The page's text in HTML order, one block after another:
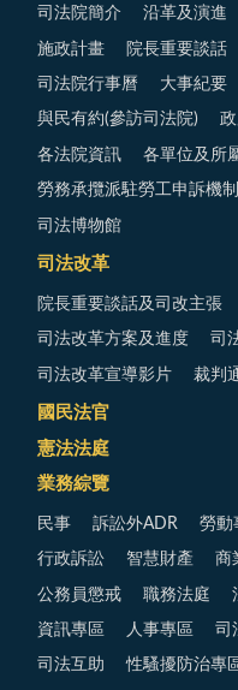
司法院簡介 沿革及演進
施政計畫 院長重要談話
司法院行事曆 大事紀要
與民有約(參訪司法院)
各法院資訊 各單位及所
勞務承攬派駐勞工申訴機
司法博物館
司法改革
院長重要談話及司改主張
司法改革方案及進度 司
司法改革宣導影片 裁判
國民法官
憲法法庭
業務綜覽
民事 訴訟外ADR 勞動
行政訴訟 智慧財產 商
公務員懲戒 職務法庭
資訊專區 人事專區 司
司法互助 性騷擾防治專